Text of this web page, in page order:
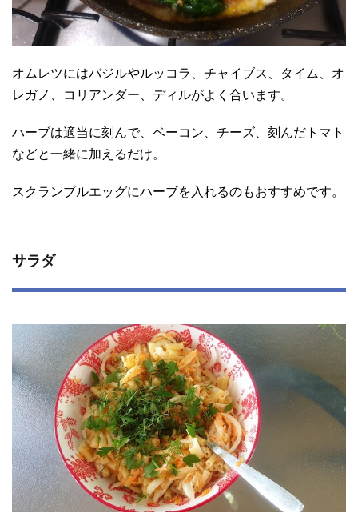
オムレツにはバジルやルッコラ、チャイブス、タイム、オ
レガノ、コリアンダー、ディルがよく合います。
ハーブは適当に刻んで、ベーコン、チーズ、刻んだトマト
などと一緒に加えるだけ。
スクランブルエッグにハーブを入れるのもおすすめです。
サラダ